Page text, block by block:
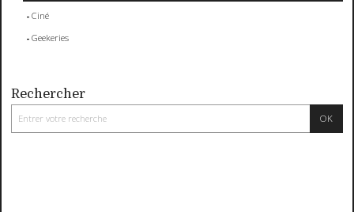
Ciné
Geekeries
Rechercher